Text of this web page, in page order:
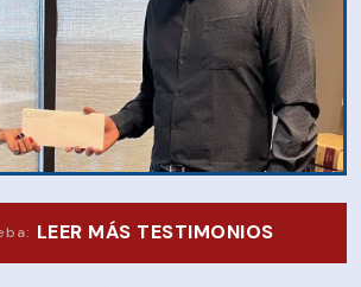
LEER MÁS TESTIMONIOS